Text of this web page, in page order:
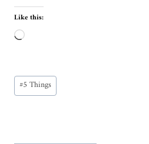
Like this:
L
d
i
Post
Tags:
#5 Things